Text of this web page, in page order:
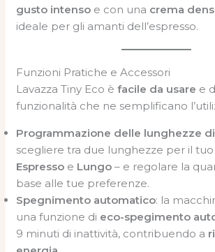
gusto intenso e con una crema
ideale per gli amanti dell’espresso.
Funzioni Pratiche e Accessori
Lavazza Tiny Eco èfacile da usare e
funzionalità che ne semplificano
Programmazione delle lunghezze
scegliere tra due lunghezze per il
Espresso e Lungo – e regolare la
base alle tue preferenze.
Spegnimento automatico: la
una funzione di eco-spegimento
9 minuti di inattività, contribuendo a